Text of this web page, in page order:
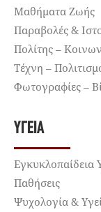
Μαθήματα Ζωής
Παραβολές &
Πολίτης –
Τέχνη –
Φωτογραφίες –
ΥΓΕΊΑ
Εγκυκλοπαίδεια
Παθήσεις
Ψυχολογία &